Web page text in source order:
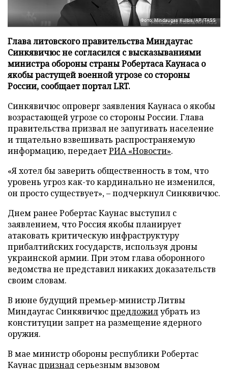
Фото: Mindaugas Kulbis/AP/TASS
Глава литовского правительства Миндаугас
Синкявичюс не согласился с высказываниями
министра обороны страны Робертаса Каунаса о
якобы растущей военной угрозе со стороны
России, сообщает портал LRT.
Синкявичюс опроверг заявления Каунаса о якобы
возрастающей угрозе со стороны России. Глава
правительства призвал не запугивать население
и тщательно взвешивать распространяемую
информацию, передаетРИА «Новости».
«Я хотел бы заверить общественность в том, что
уровень угроз как-то кардинально не изменился,
он просто существует», – подчеркнул Синкявичюс.
Днем ранее Робертас Каунас выступил с
заявлением, что Россия якобы планирует
атаковать критическую инфраструктуру
прибалтийских государств, используя дроны
украинской армии. При этом глава оборонного
ведомства не представил никаких доказательств
своим словам.
В июне будущий премьер-министр Литвы
Миндаугас Синкявичюспредложилубрать из
конституции запрет на размещение ядерного
оружия.
В мае министр обороны республики Робертас
Каунаспризнал серьезным вызовом